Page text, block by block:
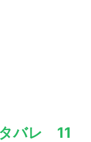
バレ 11